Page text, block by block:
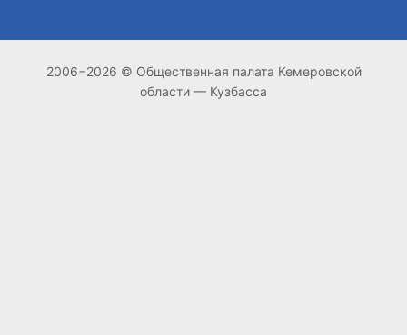
2006−2026 © Общественная палата Кемеровской
области — Кузбасса